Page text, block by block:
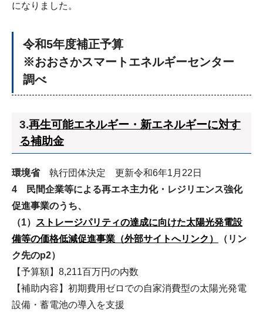
になりました。
令和5年度補正予算
※おおさかスマートエネルギーセンター
調べ
3.再生可能エネルギー・新エネルギーに対す
る補助金
環境省執行団体決定 更新令和6年1月22日
4 民間企業等による再エネ主力化・レジリエンス強化
促進事業のうち、
（1）
ストレージパリティの達成に向けた太陽光発電設
備等の価格低減促進事業（外部サイトへリンク）
（リン
ク先のp2）
【予算額】8,211百万円の内数
【補助内容】初期費用ゼロでの自家消費型の太陽光発電
設備・蓄電池の導入を支援